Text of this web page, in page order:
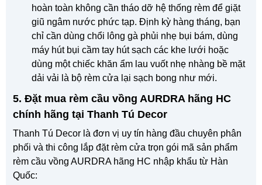
hoàn toàn không cần tháo dỡ hệ thống rèm để giặt
giũ ngâm nước phức tạp. Định kỳ hàng tháng, bạn
chỉ cần dùng chổi lông gà phủi nhẹ bụi bám, dùng
máy hút bụi cầm tay hút sạch các khe lưới hoặc
dùng một chiếc khăn ẩm lau vuốt nhẹ nhàng bề mặt
dải vải là bộ rèm cửa lại sạch bong như mới.
5. Đặt mua rèm cầu vồng AURDRA hãng HC
chính hãng tại Thanh Tú Decor
Thanh Tú Decor là đơn vị uy tín hàng đầu chuyên phân
phối và thi công lắp đặt rèm cửa trọn gói mã sản phẩm
rèm cầu vồng AURDRA hãng HC nhập khẩu từ Hàn
Quốc: